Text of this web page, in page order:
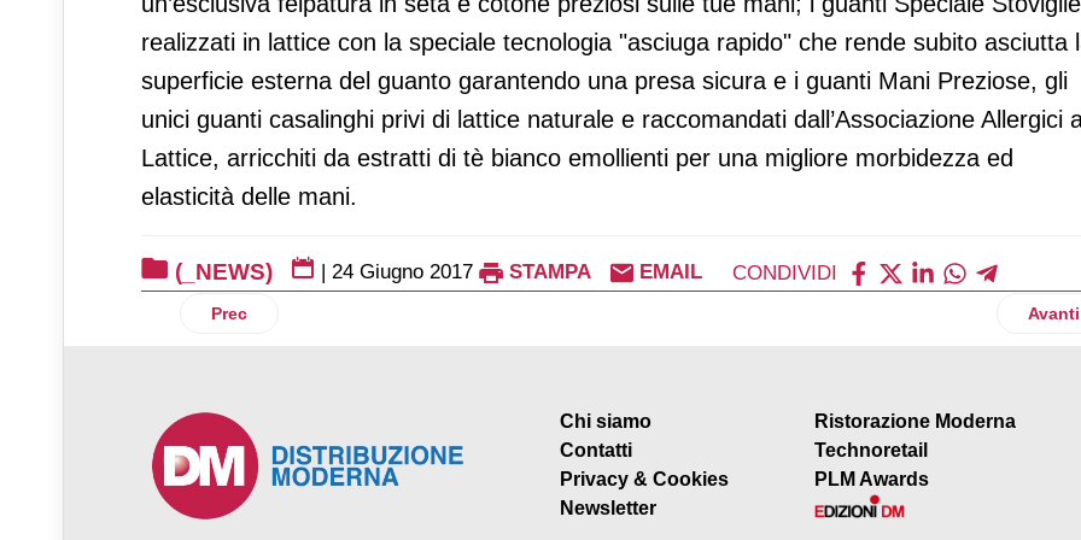
realizzati in lattice con la speciale tecnologia "asciuga rapido" che rende subito asciutta
superficie esterna del guanto garantendo una presa sicura e i guanti Mani Preziose, gli
unici guanti casalinghi privi di lattice naturale e raccomandati dall’Associazione Allergici
Lattice, arricchiti da estratti di tè bianco emollienti per una migliore morbidezza ed
elasticità delle mani.
(_NEWS) | 24 Giugno 2017 STAMPA EMAIL CONDIVIDI
Articolo precedente: Acqua Minerale San Benedetto si aggiudica il Superior Taste Award
Prec Avanti
Chi siamo
Contatti
Privacy & Cookies
Newsletter
Ristorazione Moderna
Technoretail
PLM Awards